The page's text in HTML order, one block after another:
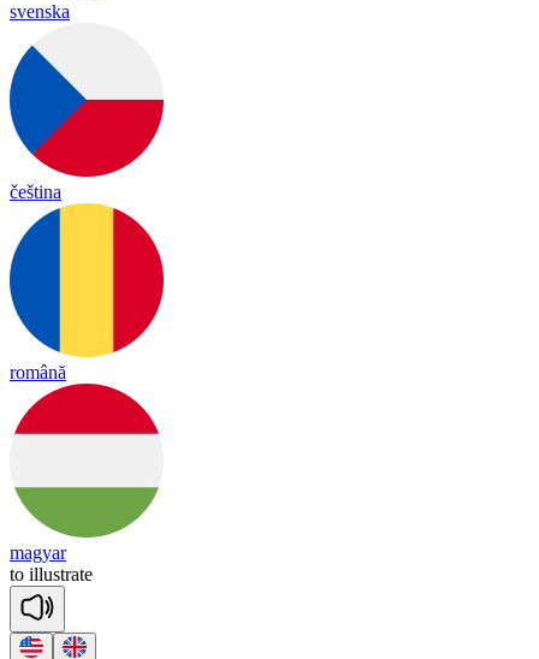
svenska
čeština
română
magyar
to illustrate